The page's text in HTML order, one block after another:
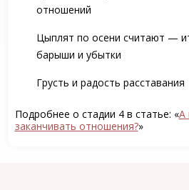
отношений
Цыплят по осени считают —
барыши и убытки
Грусть и радость расставания
Подробнее о стадии 4 в статье: «А
заканчивать отношения?»